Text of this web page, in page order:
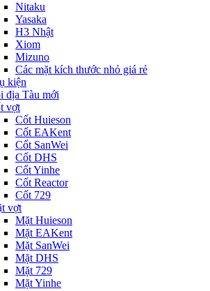
Nitaku
Yasaka
H3 Nhật
Xiom
Mizuno
Các mặt kích thước nhỏ giá rẻ
kiện
địa Tàu mới
vợt
Cốt Huieson
Cốt EAKent
Cốt SanWei
Cốt DHS
Cốt Yinhe
Cốt Reactor
Cốt 729
vợt
Mặt Huieson
Mặt EAKent
Mặt SanWei
Mặt DHS
Mặt 729
Mặt Yinhe